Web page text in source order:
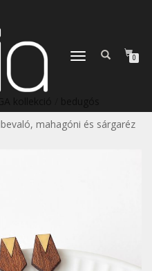
TOGGLE
0
mahagóni és sárgaréz